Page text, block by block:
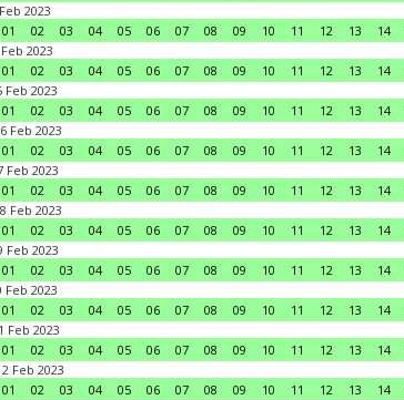
2023
01 02 03 04 05 06 07 08 09 10 11 12 13 14
2023
01 02 03 04 05 06 07 08 09 10 11 12 13 14
Feb 2023
01 02 03 04 05 06 07 08 09 10 11 12 13 14
Feb 2023
01 02 03 04 05 06 07 08 09 10 11 12 13 14
Feb 2023
01 02 03 04 05 06 07 08 09 10 11 12 13 14
Feb 2023
01 02 03 04 05 06 07 08 09 10 11 12 13 14
Feb 2023
01 02 03 04 05 06 07 08 09 10 11 12 13 14
Feb 2023
01 02 03 04 05 06 07 08 09 10 11 12 13 14
Feb 2023
01 02 03 04 05 06 07 08 09 10 11 12 13 14
Feb 2023
01 02 03 04 05 06 07 08 09 10 11 12 13 14